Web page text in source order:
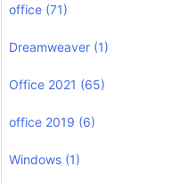
office (71)
Dreamweaver (1)
Office 2021 (65)
office 2019 (6)
Windows (1)